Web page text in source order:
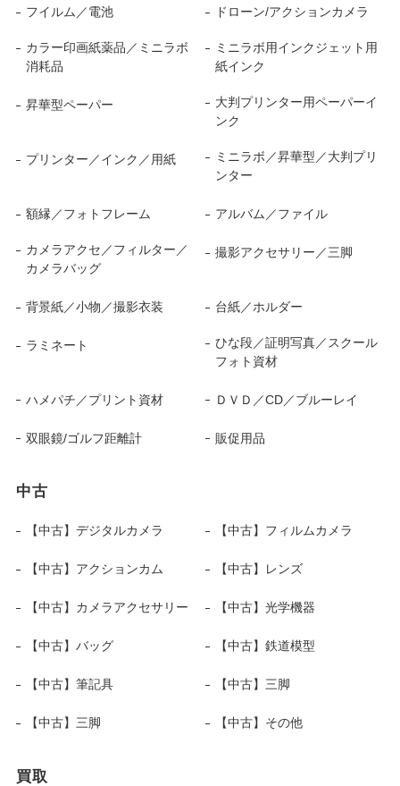
フイルム／電池 ドローン/アクションカメラ
カラー印画紙薬品／ミニラボ
消耗品
ミニラボ用インクジェット用
紙インク
昇華型ペーパー
大判プリンター用ペーパーイ
ンク
プリンター／インク／用紙
ミニラボ／昇華型／大判プリ
ンター
額縁／フォトフレーム アルバム／ファイル
カメラアクセ／フィルター／
カメラバッグ
撮影アクセサリー／三脚
背景紙／小物／撮影衣装 台紙／ホルダー
ラミネート
ひな段／証明写真／スクール
フォト資材
ハメパチ／プリント資材 ＤＶＤ／CD／ブルーレイ
双眼鏡/ゴルフ距離計 販促用品
中古
【中古】デジタルカメラ 【中古】フィルムカメラ
【中古】アクションカム 【中古】レンズ
【中古】カメラアクセサリー 【中古】光学機器
【中古】バッグ 【中古】鉄道模型
【中古】筆記具 【中古】三脚
【中古】三脚 【中古】その他
買取